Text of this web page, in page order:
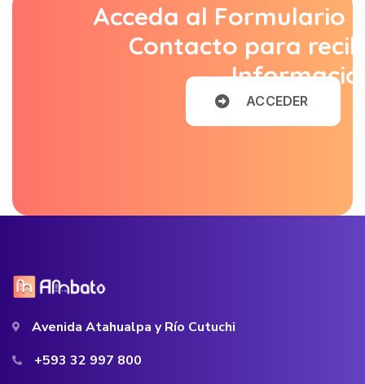
Acceda al Formulario
Contacto para
ACCEDER
Avenida Atahualpa y Río Cutuchi
+593 32 997 800